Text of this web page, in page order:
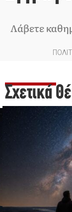
Λάβετε
Σχετικά